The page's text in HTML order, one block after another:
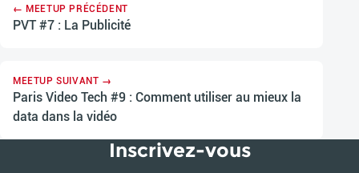
← MEETUP PRÉCÉDENT
PVT #7 : La Publicité
MEETUP SUIVANT →
Paris Video Tech #9 : Comment utiliser au mieux la
data dans la vidéo
Inscrivez-vous